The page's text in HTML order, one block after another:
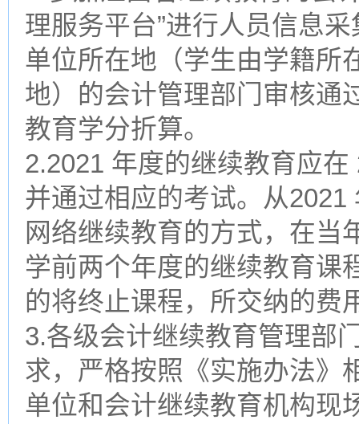
理服务平台”进行人员信息
单位所在地（学生由学籍所
地）的会计管理部门审核通
教育学分折算。
2.2021 年度的继续教育应
并通过相应的考试。从
网络继续教育的方式，在当
学前两个年度的继续教育课
的将终止课程，所交纳的费
3.各级会计继续教育管理部
求，严格按照《实施办法》
单位和会计继续教育机构现